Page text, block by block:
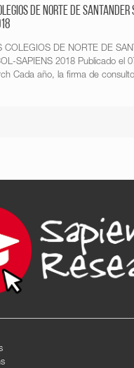
DE NORTE DE
COLEGIOS DE NORTE DE
SAPIENS 2018 Publicado el
Cada año, la firma de